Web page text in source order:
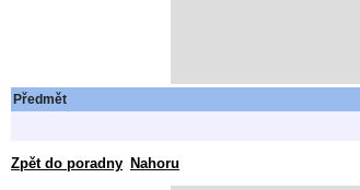
Předmět
Zpět do poradny Nahoru